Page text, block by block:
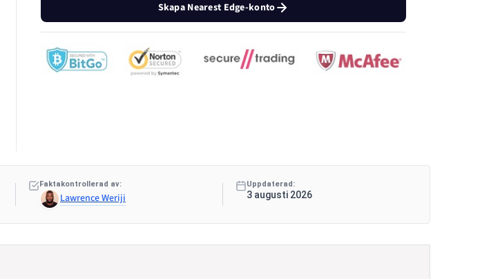
Skapa Nearest Edge-konto
Faktakontrollerad av:
Lawrence Weriji
Uppdaterad:
3 augusti 2026